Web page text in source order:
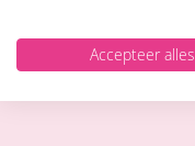
Accepteer alles